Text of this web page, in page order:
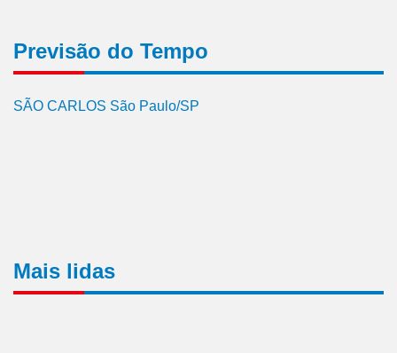
Previsão do Tempo
SÃO CARLOS São Paulo/SP
Mais lidas